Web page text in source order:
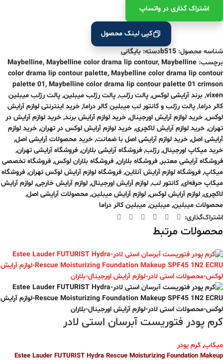
اشتراک ‌گذاری در واتساپ
کپی لینک محصول
شناسه محصول: b515دسته: بایگانی
برچسب:
Maybelline, Maybelline color drama lip contour, Maybelline
color drama lip contour palette, Maybelline color drama lip contour
palette 01, Maybelline color drama lip contour palette 01 crimson
vixen
, برند آرایشی لوکس, پالت رژلب, پالت رژلب میبلین, پالت رژلب میبلین
کالر دراما, پالت رژلب و کانتور لب میبلین کالر دراما, خرید اینترنتی لوازم آرایش
لوکس, خرید لوازم آرایش اورجینال, خرید لوازم آرایش برند, خرید لوازم آرایش در
تهران, خرید لوازم آرایش لاکچری, خرید لوازم آرایش لوکس در تهران, خرید لوازم
آرایشی اصل, خرید لوازم آرایشی اصل با ضمانت, خرید محصولات آرایشی اصل,
خرید میکاپ اورجینال, رژلب, فروشگاه آرایشی بلاران, فروشگاه آرایشی تهران,
فروشگاه آرایشی معتبر, فروشگاه بلاران, فروشگاه بلاران لوکس, فروشگاه تخصصی
میکاپ, فروشگاه لوازم آرایش آنلاین, فروشگاه لوازم آرایش لوکس تهران, فروشگاه
میکاپ حرفه‌ای, کانتور لب, لوازم آرایش اورجینال, لوازم آرایش خارجی, لوازم آرایش
لاکچری, لوازم آرایش لوکس, لوازم آرایش میبلین, محصولات آرایشی اصل,
محصولات میبلین, میبلین, میبلین کالر دراما
اشتراک‌گذاری:
محصولات مرتبط
کرم پودر فتوریست آبرسان استی لادر
میکاپ, کرم پودر
Estee Lauder FUTURIST Hydra Rescue Moisturizing Foundation Makeup